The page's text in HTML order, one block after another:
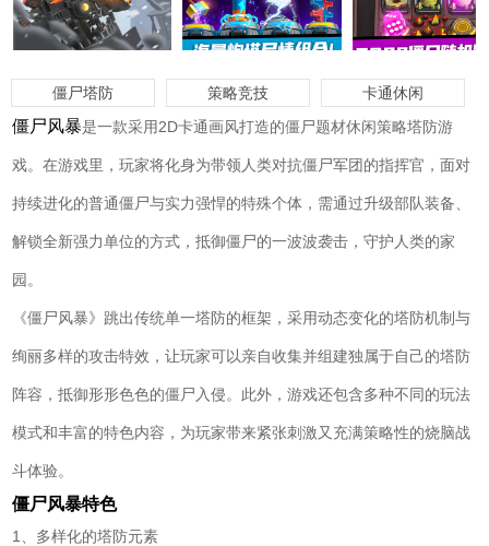
僵尸塔防 策略竞技 卡通休闲
僵尸风暴是一款采用2D卡通画风打造的僵尸题材休闲策略塔防游
戏。在游戏里，玩家将化身为带领人类对抗僵尸军团的指挥官，面对
持续进化的普通僵尸与实力强悍的特殊个体，需通过升级部队装备、
解锁全新强力单位的方式，抵御僵尸的一波波袭击，守护人类的家
园。
《僵尸风暴》跳出传统单一塔防的框架，采用动态变化的塔防机制与
绚丽多样的攻击特效，让玩家可以亲自收集并组建独属于自己的塔防
阵容，抵御形形色色的僵尸入侵。此外，游戏还包含多种不同的玩法
模式和丰富的特色内容，为玩家带来紧张刺激又充满策略性的烧脑战
斗体验。
僵尸风暴特色
1、多样化的塔防元素